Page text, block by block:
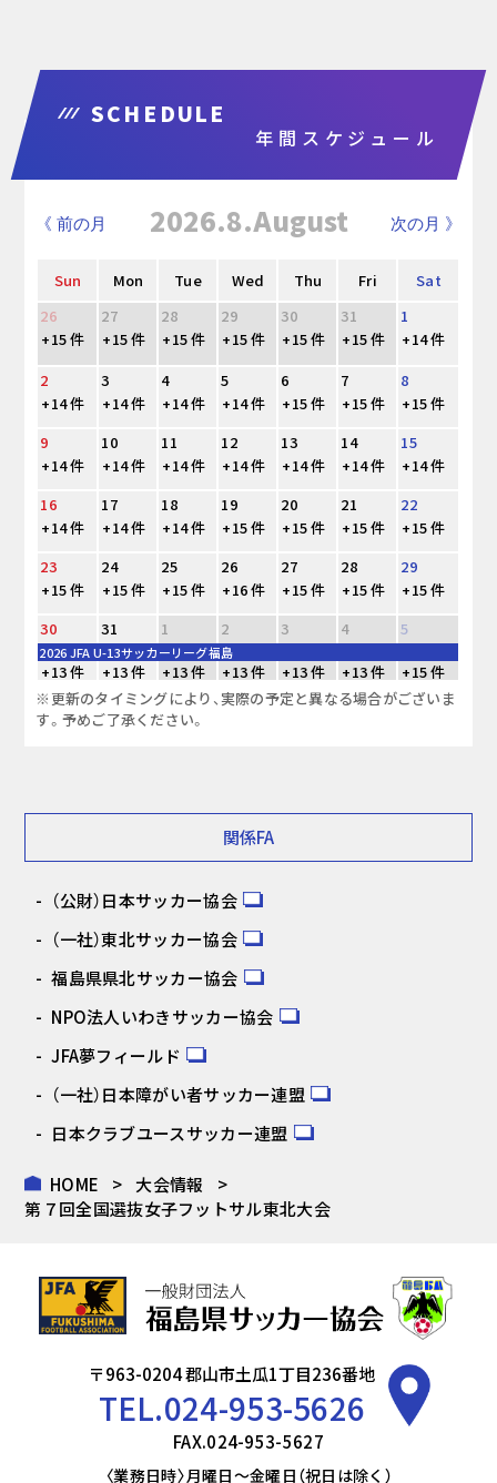
SCHEDULE
年間スケジュール
《 前の月 次の月 》
2026.8.August
Sun Mon Tue Wed Thu Fri
Sat
26
27 28 29 30 31
1
+15 件
+15 件 +15 件 +15 件 +15 件 +15 件
+14 件
2
3 4 5 6 7
8
+14 件
+14 件 +14 件 +14 件 +15 件 +15 件
+15 件
9
10 11 12 13 14
15
+14 件
+14 件 +14 件 +14 件 +14 件 +14 件
+14 件
16
17 18 19 20 21
22
+14 件
+14 件 +14 件 +15 件 +15 件 +15 件
+15 件
23
24 25 26 27 28
29
+15 件
+15 件 +15 件 +16 件 +15 件 +15 件
+15 件
30
31 1 2 3 4 5
2026 JFA U-13サッカーリーグ福島
+13 件 +13 件 +13 件 +13 件 +13 件 +13 件
+15 件
※更新のタイミングにより、実際の予定と異なる場合がございま
す。予めご了承ください。
関係FA
（公財）日本サッカー協会
（一社）東北サッカー協会
福島県県北サッカー協会
NPO法人いわきサッカー協会
JFA夢フィールド
（一社）日本障がい者サッカー連盟
日本クラブユースサッカー連盟
HOME
大会情報
第７回全国選抜女子フットサル東北大会
〒963-0204 郡山市土瓜1丁目236番地
TEL.024-953-5626
FAX.024-953-5627
〈業務日時〉月曜日～金曜日（祝日は除く）